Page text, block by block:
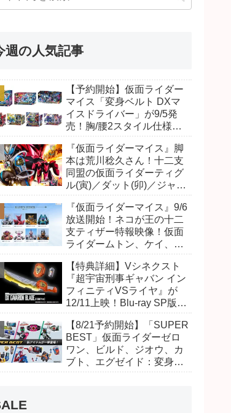
週の人気記事
【予約開始】仮面ライダー
マイス「変身ベルト DXマ
イスドライバー」が9/5発
売！胸/腰2スタイル仕様！
ッシュ、ジャオ/バイト、ケ
イ/ショットボーンバックル
も！
『仮面ライダーマイス』脚
本は荒川稔久さん！十二支
同盟の仮面ライダーティグ
ル(寅)／ダット(卯)／ジャオ
尾達臣のキャストが発表！
トリガーのアキト金子隼也
さんも変身！
『仮面ライダーマイス』9/6
放送開始！ネコが王の十二
支ティザー特報映像！仮面
ライダームトン、ケイ、ヴ
開！ライダーは子丑寅卯辰
巳午未申酉戌亥猫猫の14
人⁉
【特典詳細】Vシネクスト
『超宇宙刑事ギャバン イン
フィニティVSライヤ』が
12/11上映！Blu-ray SP版は
(エタニティver.)」「ユカイ
ダーエモルギー」ほか豪華
特典付き！
【8/21予約開始】「SUPER
BEST」仮面ライダーゼロ
ワン、ビルド、ジオウ、カ
ブト、エグゼイド：変身ベ